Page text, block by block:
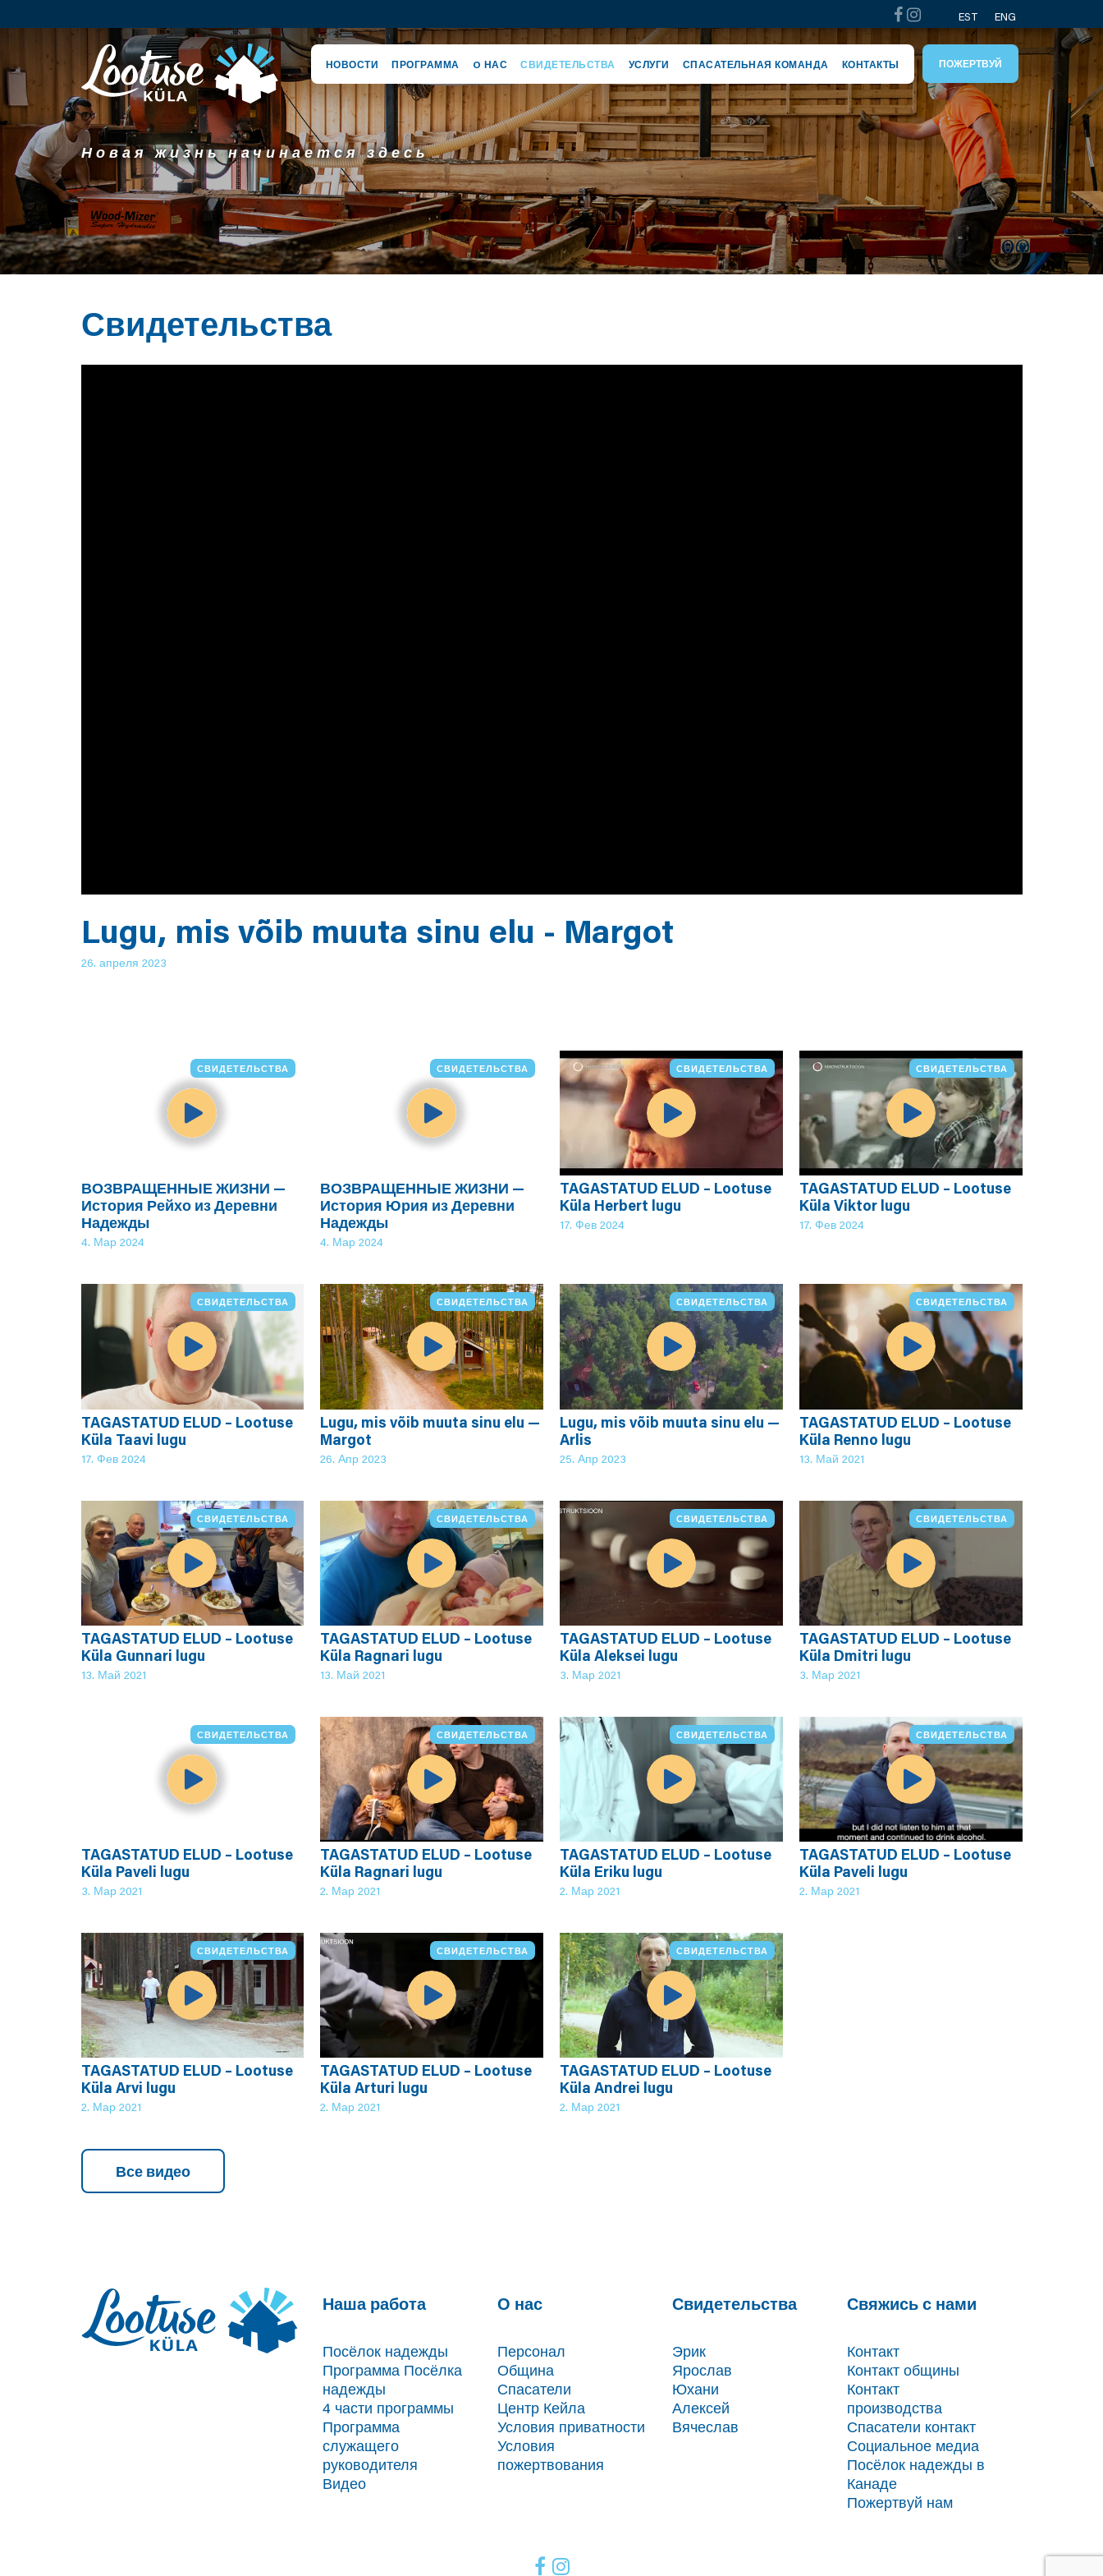
EST ENG
НОВОСТИ ПРОГРАММА O НАС СВИДЕТЕЛЬСТВА УСЛУГИ СПАСАТЕЛЬНАЯ КОМАНДА КОНТАКТЫ ПОЖЕРТВУЙ
Новая жизнь начинается здесь
Свидетельства
Lugu, mis võib muuta sinu elu - Margot
26. апреля 2023
СВИДЕТЕЛЬСТВА
ВОЗВРАЩЕННЫЕ ЖИЗНИ —
История Рейхо из Деревни
Надежды
4. Мар 2024
СВИДЕТЕЛЬСТВА
ВОЗВРАЩЕННЫЕ ЖИЗНИ —
История Юрия из Деревни
Надежды
4. Мар 2024
СВИДЕТЕЛЬСТВА
TAGASTATUD ELUD – Lootuse
Küla Herbert lugu
17. Фев 2024
СВИДЕТЕЛЬСТВА
TAGASTATUD ELUD – Lootuse
Küla Viktor lugu
17. Фев 2024
СВИДЕТЕЛЬСТВА
TAGASTATUD ELUD – Lootuse
Küla Taavi lugu
17. Фев 2024
СВИДЕТЕЛЬСТВА
Lugu, mis võib muuta sinu elu —
Margot
26. Апр 2023
СВИДЕТЕЛЬСТВА
Lugu, mis võib muuta sinu elu —
Arlis
25. Апр 2023
СВИДЕТЕЛЬСТВА
TAGASTATUD ELUD – Lootuse
Küla Renno lugu
13. Май 2021
СВИДЕТЕЛЬСТВА
TAGASTATUD ELUD – Lootuse
Küla Gunnari lugu
13. Май 2021
СВИДЕТЕЛЬСТВА
TAGASTATUD ELUD – Lootuse
Küla Ragnari lugu
13. Май 2021
СВИДЕТЕЛЬСТВА
TAGASTATUD ELUD – Lootuse
Küla Aleksei lugu
3. Мар 2021
СВИДЕТЕЛЬСТВА
TAGASTATUD ELUD – Lootuse
Küla Dmitri lugu
3. Мар 2021
СВИДЕТЕЛЬСТВА
TAGASTATUD ELUD – Lootuse
Küla Paveli lugu
3. Мар 2021
СВИДЕТЕЛЬСТВА
TAGASTATUD ELUD – Lootuse
Küla Ragnari lugu
2. Мар 2021
СВИДЕТЕЛЬСТВА
TAGASTATUD ELUD – Lootuse
Küla Eriku lugu
2. Мар 2021
СВИДЕТЕЛЬСТВА
TAGASTATUD ELUD – Lootuse
Küla Paveli lugu
2. Мар 2021
СВИДЕТЕЛЬСТВА
TAGASTATUD ELUD – Lootuse
Küla Arvi lugu
2. Мар 2021
СВИДЕТЕЛЬСТВА
TAGASTATUD ELUD – Lootuse
Küla Arturi lugu
2. Мар 2021
СВИДЕТЕЛЬСТВА
TAGASTATUD ELUD – Lootuse
Küla Andrei lugu
2. Мар 2021
Все видео
Наша работа
Посёлок надежды
Программа Посёлка
надежды
4 части программы
Программа
служащего
руководителя
Видео
О нас
Персонал
Община
Спасатели
Центр Кейла
Условия приватности
Условия
пожертвования
Свидетельства
Эрик
Ярослав
Юхани
Алексей
Вячеслав
Свяжись с нами
Контакт
Контакт общины
Контакт
производства
Спасатели контакт
Социальное медиа
Посёлок надежды в
Канаде
Пожертвуй нам